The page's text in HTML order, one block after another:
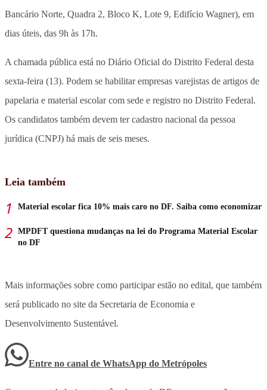
Bancário Norte, Quadra 2, Bloco K, Lote 9, Edifício Wagner), em
dias úteis, das 9h às 17h.
A chamada pública está no Diário Oficial do Distrito Federal desta
sexta-feira (13). Podem se habilitar empresas varejistas de artigos de
papelaria e material escolar com sede e registro no Distrito Federal.
Os candidatos também devem ter cadastro nacional da pessoa
jurídica (CNPJ) há mais de seis meses.
Leia também
Material escolar fica 10% mais caro no DF. Saiba como economizar
MPDFT questiona mudanças na lei do Programa Material Escolar
no DF
Mais informações sobre como participar estão no edital, que também
será publicado no site da Secretaria de Economia e
Desenvolvimento Sustentável.
Entre no canal de WhatsApp do Metrópoles